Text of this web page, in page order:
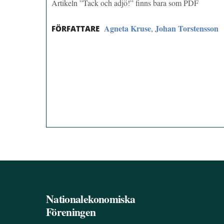
Artikeln ”Tack och adjö!” finns bara som PDF
FÖRFATTARE Agneta Kruse, Johan Torstensson
Nationalekonomiska
Föreningen